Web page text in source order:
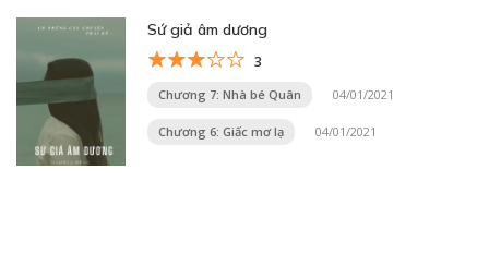
Sứ giả âm dương
3
Chương 7: Nhà bé Quân 04/01/2021
Chương 6: Giấc mơ lạ 04/01/2021